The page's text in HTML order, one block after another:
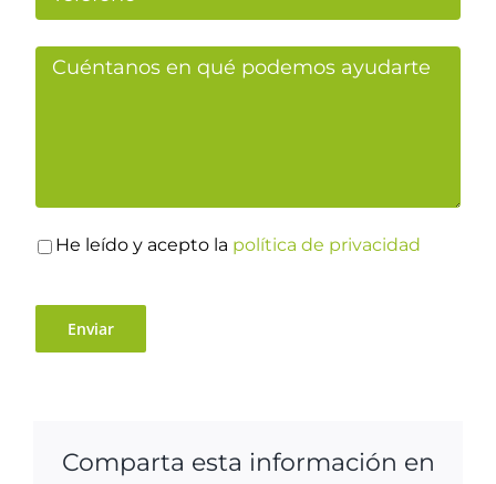
He leído y acepto la política de privacidad
Comparta esta información en